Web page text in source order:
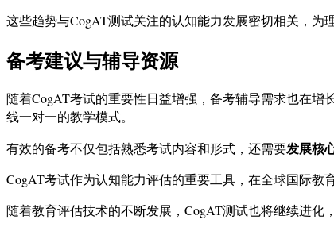
这些趋势与CogAT测试关注的认知能力发展密切相关，为
备考建议与辅导资源
随着CogAT考试的重要性日益增强，备考辅导需求也在
线一对一的教学模式。
有效的备考不仅包括熟悉考试内容和形式，还需要发展核
CogAT考试作为认知能力评估的重要工具，在全球国际教
随着教育评估技术的不断发展，CogAT测试也将继续进化